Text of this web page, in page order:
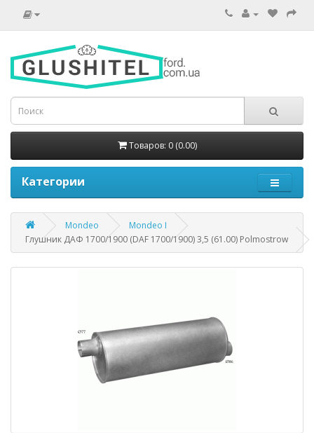
Товаров: 0 (0.00)
Категории
Mondeo
Mondeo I
Глушник ДАФ 1700/1900 (DAF 1700/1900) 3,5 (61.00) Polmostrow